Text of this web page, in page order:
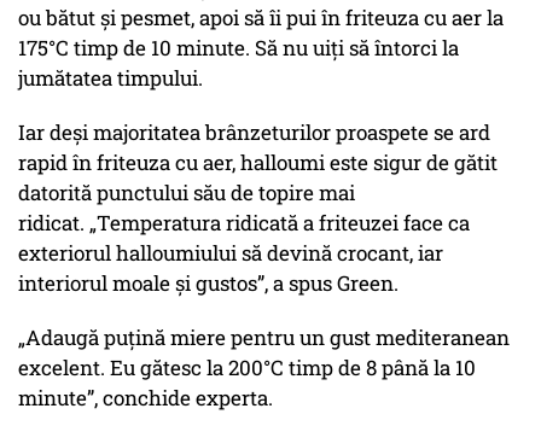
ou bătut și pesmet, apoi să îi pui în friteuza cu aer la
175°C timp de 10 minute. Să nu uiți să întorci la
jumătatea timpului.
Iar deși majoritatea brânzeturilor proaspete se ard
rapid în friteuza cu aer, halloumi este sigur de gătit
datorită punctului său de topire mai
ridicat. „Temperatura ridicată a friteuzei face ca
exteriorul halloumiului să devină crocant, iar
interiorul moale și gustos”, a spus Green.
„Adaugă puțină miere pentru un gust mediteranean
excelent. Eu gătesc la 200°C timp de 8 până la 10
minute”,conchide experta.